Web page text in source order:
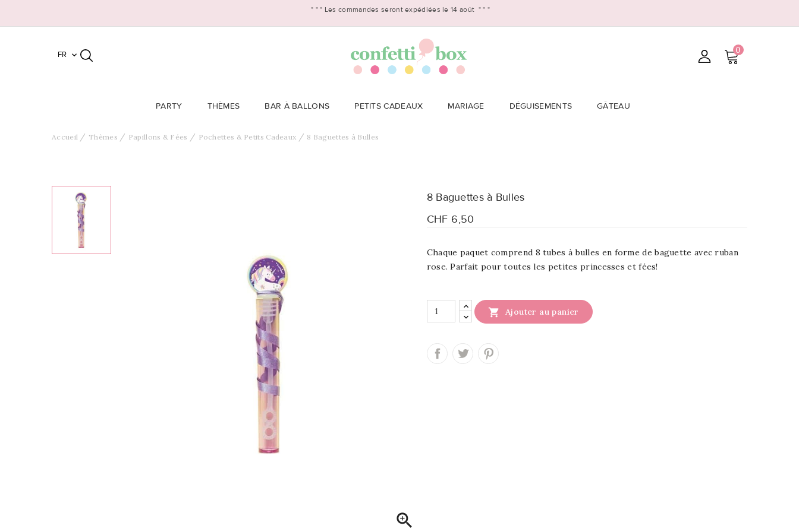
* * * Les commandes seront expédiées le 14 août * * *
FR  0
PARTY THÈMES BAR À BALLONS PETITS CADEAUX MARIAGE DÉGUISEMENTS GÂTEAU
Accueil Thèmes Papillons & Fées Pochettes & Petits Cadeaux 8 Baguettes à Bulles

8 Baguettes à Bulles
CHF 6,50
Chaque paquet comprend 8 tubes à bulles en forme de baguette avec ruban
rose. Parfait pour toutes les petites princesses et fées!
 Ajouter au panier